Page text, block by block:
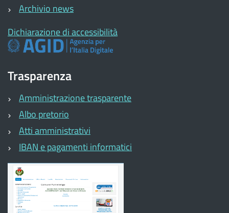
Archivio news
Dichiarazione di accessibilità
Trasparenza
Amministrazione trasparente
Albo pretorio
Atti amministrativi
IBAN e pagamenti informatici